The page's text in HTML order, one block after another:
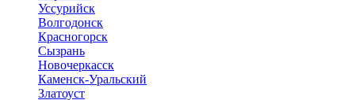
Уссурийск
Волгодонск
Красногорск
Сызрань
Новочеркасск
Каменск-Уральский
Златоуст